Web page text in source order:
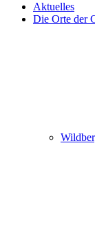
Aktuelles
Die Orte der